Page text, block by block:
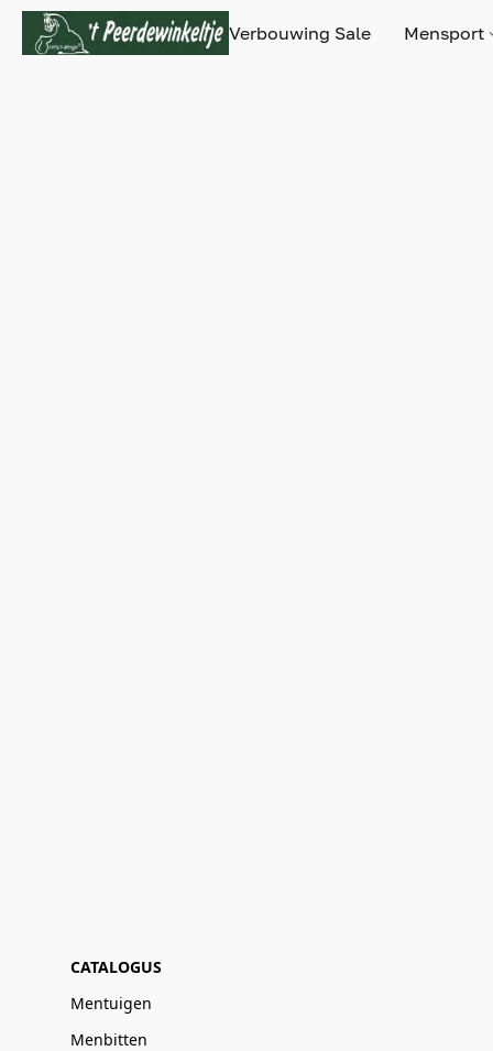
Verbouwing Sale Mensport
CATALOGUS
Mentuigen
Menbitten